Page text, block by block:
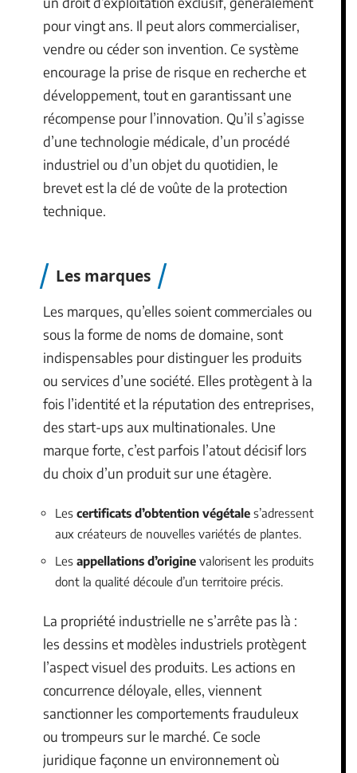
pour vingt ans. Il peut alors commercialiser,
vendre ou céder son invention. Ce système
encourage la prise de risque en recherche et
développement, tout en garantissant une
récompense pour l’innovation. Qu’il s’agisse
d’une technologie médicale, d’un procédé
industriel ou d’un objet du quotidien, le
brevet est la clé de voûte de la protection
technique.
Les marques
Les marques, qu’elles soient commerciales ou
sous la forme de noms de domaine, sont
indispensables pour distinguer les produits
ou services d’une société. Elles protègent à la
fois l’identité et la réputation des entreprises,
des start-ups aux multinationales. Une
marque forte, c’est parfois l’atout décisif lors
du choix d’un produit sur une étagère.
Les certificats d’obtention végétale s’adressent
aux créateurs de nouvelles variétés de plantes.
Les appellations d’origine valorisent les produits
dont la qualité découle d’un territoire précis.
La propriété industrielle ne s’arrête pas là :
les dessins et modèles industriels protègent
l’aspect visuel des produits. Les actions en
concurrence déloyale, elles, viennent
sanctionner les comportements frauduleux
ou trompeurs sur le marché. Ce socle
juridique façonne un environnement où